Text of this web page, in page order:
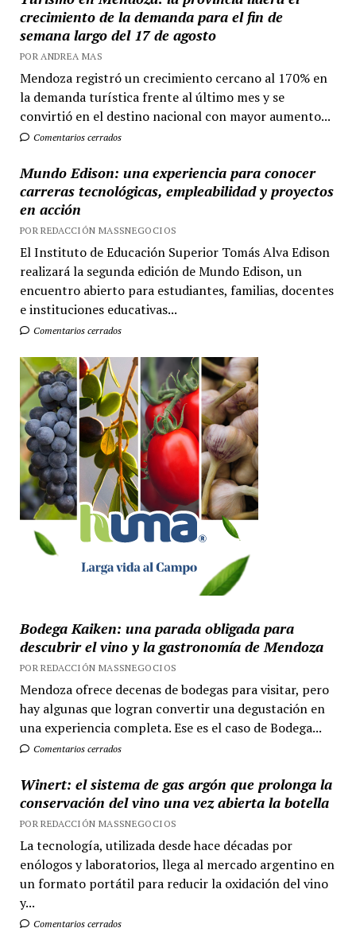
crecimiento de la demanda para el fin de
semana largo del 17 de agosto
POR ANDREA MAS
Mendoza registró un crecimiento cercano al 170% en
la demanda turística frente al último mes y se
convirtió en el destino nacional con mayor aumento...
Comentarios cerrados
Mundo Edison: una experiencia para conocer
carreras tecnológicas, empleabilidad y proyectos
en acción
POR REDACCIÓN MASSNEGOCIOS
El Instituto de Educación Superior Tomás Alva Edison
realizará la segunda edición de Mundo Edison, un
encuentro abierto para estudiantes, familias, docentes
e instituciones educativas...
Comentarios cerrados
Bodega Kaiken: una parada obligada para
descubrir el vino y la gastronomía de Mendoza
POR REDACCIÓN MASSNEGOCIOS
Mendoza ofrece decenas de bodegas para visitar, pero
hay algunas que logran convertir una degustación en
una experiencia completa. Ese es el caso de Bodega...
Comentarios cerrados
Winert: el sistema de gas argón que prolonga la
conservación del vino una vez abierta la botella
POR REDACCIÓN MASSNEGOCIOS
La tecnología, utilizada desde hace décadas por
enólogos y laboratorios, llega al mercado argentino en
un formato portátil para reducir la oxidación del vino
y...
Comentarios cerrados